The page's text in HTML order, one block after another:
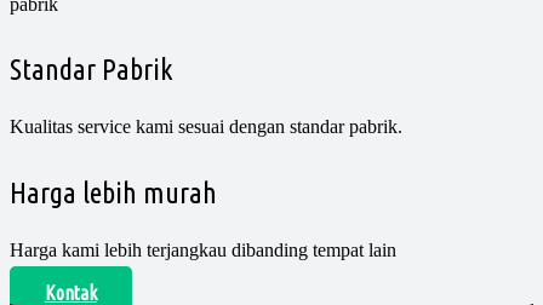
Standar Pabrik
Kualitas service kami sesuai dengan standar pabrik.
Harga lebih murah
Harga kami lebih terjangkau dibanding tempat lain
Kontak